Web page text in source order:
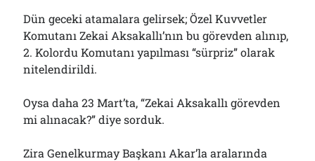
Dün geceki atamalara gelirsek; Özel Kuvvetler
Komutanı Zekai Aksakallı’nın bu görevden alınıp,
2. Kolordu Komutanı yapılması “sürpriz” olarak
nitelendirildi.
Oysa daha 23 Mart’ta, “Zekai Aksakallı görevden
mi alınacak?” diye sorduk.
Zira Genelkurmay Başkanı Akar’la aralarında